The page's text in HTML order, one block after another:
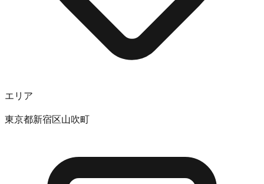
エリア
東京都新宿区山吹町